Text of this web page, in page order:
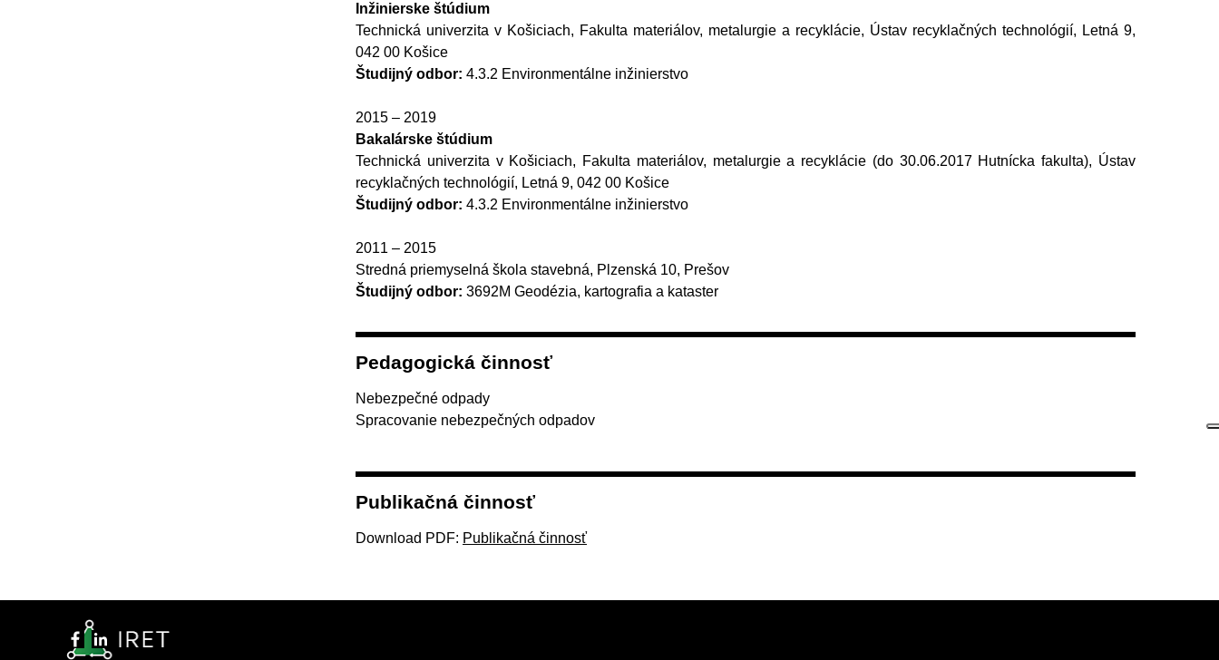
Inžinierske štúdium
Technická univerzita v Košiciach, Fakulta materiálov, metalurgie a recyklácie, Ústav recyklačných technológií, Letná 9,
042 00 Košice
Študijný odbor: 4.3.2 Environmentálne inžinierstvo
2015 – 2019
Bakalárske štúdium
Technická univerzita v Košiciach, Fakulta materiálov, metalurgie a recyklácie (do 30.06.2017 Hutnícka fakulta), Ústav
recyklačných technológií, Letná 9, 042 00 Košice
Študijný odbor: 4.3.2 Environmentálne inžinierstvo
2011 – 2015
Stredná priemyselná škola stavebná, Plzenská 10, Prešov
Študijný odbor: 3692M Geodézia, kartografia a kataster
Pedagogická činnosť
Nebezpečné odpady
Spracovanie nebezpečných odpadov
Publikačná činnosť
Download PDF: Publikačná činnosť